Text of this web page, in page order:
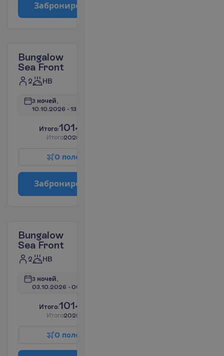
Заброниро
Bungalow
Sea Front
2 HB
3 ночей,
10.10.2026 - 13.10.2026
Итого:1014.38
Итого2028.76
О поле
Заброниро
Bungalow
Sea Front
2 HB
3 ночей,
03.10.2026 - 06.10.2026
Итого:1014.38
Итого2028.76
О поле